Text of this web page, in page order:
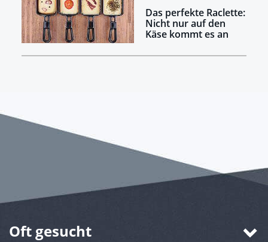
Das perfekte Raclette:
Nicht nur auf den
Käse kommt es an
Oft gesucht